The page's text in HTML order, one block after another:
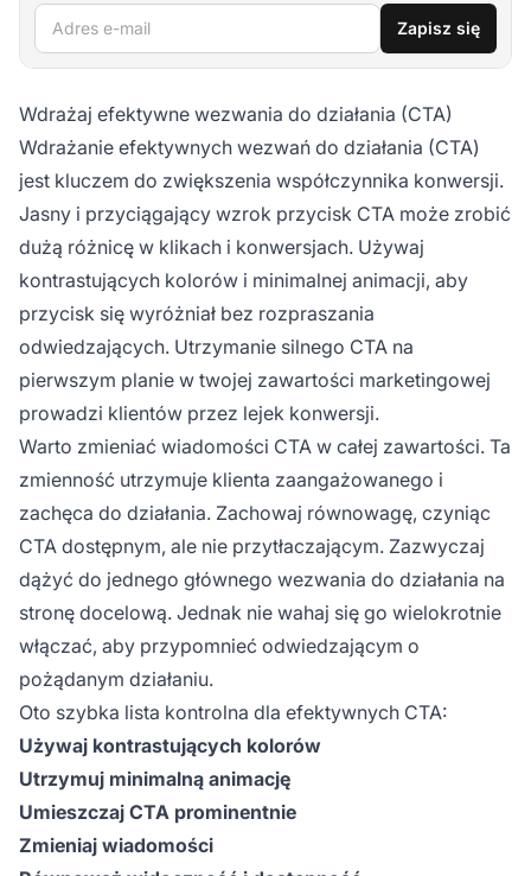
Adres e-mail Zapisz się
Wdrażaj efektywne wezwania do działania (CTA)
Wdrażanie efektywnych wezwań do działania (CTA)
jest kluczem do zwiększenia współczynnika konwersji.
Jasny i przyciągający wzrok przycisk CTA może zrobić
dużą różnicę w klikach i konwersjach. Używaj
kontrastujących kolorów i minimalnej animacji, aby
przycisk się wyróżniał bez rozpraszania
odwiedzających. Utrzymanie silnego CTA na
pierwszym planie w twojej zawartości marketingowej
prowadzi klientów przez lejek konwersji.
Warto zmieniać wiadomości CTA w całej zawartości. Ta
zmienność utrzymuje klienta zaangażowanego i
zachęca do działania. Zachowaj równowagę, czyniąc
CTA dostępnym, ale nie przytłaczającym. Zazwyczaj
dążyć do jednego głównego wezwania do działania na
stronę docelową. Jednak nie wahaj się go wielokrotnie
włączać, aby przypomnieć odwiedzającym o
pożądanym działaniu.
Oto szybka lista kontrolna dla efektywnych CTA:
Używaj kontrastujących kolorów
Utrzymuj minimalną animację
Umieszczaj CTA prominentnie
Zmieniaj wiadomości